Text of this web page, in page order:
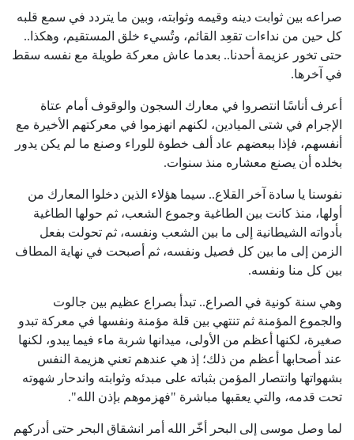
صراعه بين ثوابت دينه وقيمه وثوابته، وبين ما يتردد في سمع قلبه
كل حين من نداءات تقعِد القائم، وتُسيء خلق المستقيم، وهكذا..
حتى تخور عزيمة أحدنا.. بعدما عاش معركة طويلة مع نفسه سقط
في آخرها.
أعرف أناسًا انتصروا في معارك السجون والوقوف أمام عتاة
الإجرام في شتى الميادين، لكنهم انهزموا في معركتهم الأخيرة مع
أنفسهم، فإذا ببعضهم عاد ألف خطوة للوراء وصنع ما لم يكن يدور
بخلده أن يصنع معشاره منذ سنوات.
نفوسنا يا سادة آخر القلاع.. سيما هؤلاء الذين دخلوا المعارك من
أولها، منذ كانت بين الطاغية وجموع الشعب، ثم حولها الطاغية
بأدواته الشيطانية إلى ما بين الشعب ونفسه، ثم تحولت بفعل
الزمن إلى ما بين كل فصيل ونفسه، ثم أصبحت في نهاية المطاف
بين كل منا ونفسه.
وهي سنة كونية في الصراع.. تبدأ بصراع عظيم بين جالوت
والجموع المؤمنة ثم تنتهي بين قلة مؤمنة ونفسها في معركة تبدو
صغيرة، لكنها أعظم من الأولى، ميدانها شربة ماء فيما يبدو، لكنها
عند أصحابها أعظم من ذلك؛ إذ هي عندهم تعني هزيمة النفس
بشهواتها وانتصار المؤمن بثباته على مبدئه وثوابته واندحار شهوته
تحت قدمه، والتي يعقبها مباشرة "فهزموهم بإذن الله".
لما وصل موسى إلى البحر أخّر الله أمر انشقاق البحر حتى أدركهم